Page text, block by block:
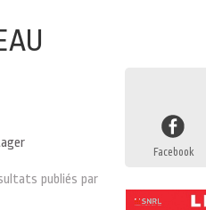
publiés par
Facebook